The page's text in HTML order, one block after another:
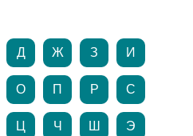
Д Ж З И
О П Р С
Ц Ч Ш Э